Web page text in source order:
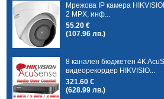
Мрежова IP камера
2 MPX, инф...
55.20 €
(107.96 лв.)
8 канален бюджетен 4K
видеорекордер HIKVISIO...
321.60 €
(628.99 лв.)